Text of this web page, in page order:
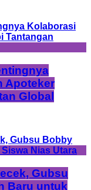
Apoteker
Global
Gubsu
Baru untuk